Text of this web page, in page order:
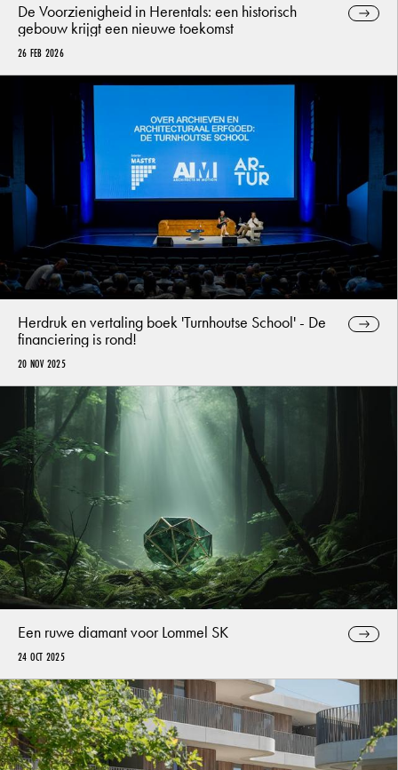
De Voorzienigheid in Herentals: een historisch
gebouw krijgt een nieuwe toekomst
26 FEB 2026
Herdruk en vertaling boek 'Turnhoutse School' - De
financiering is rond!
20 NOV 2025
Een ruwe diamant voor Lommel SK
24 OCT 2025